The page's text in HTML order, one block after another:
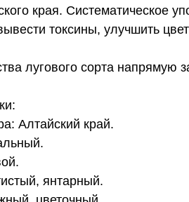
края. Систематическое
токсины, улучшить
лугового сорта напрямую
Алтайский край.
янтарный.